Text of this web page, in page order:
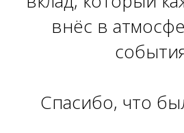
внёс в
Спасибо, что